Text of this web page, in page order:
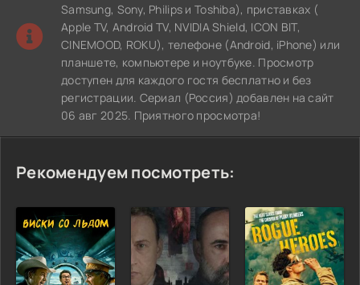
Samsung, Sony, Philips и Toshiba), приставках (
Apple TV, Android TV, NVIDIA Shield, ICON BIT,
CINEMOOD, ROKU), телефоне (Android, iPhone) или
планшете, компьютере и ноутбуке. Просмотр
доступен для каждого гостя бесплатно и без
регистрации. Сериал (Россия) добавлен на сайт
06 авг 2025. Приятного просмотра!
Рекомендуем посмотреть: